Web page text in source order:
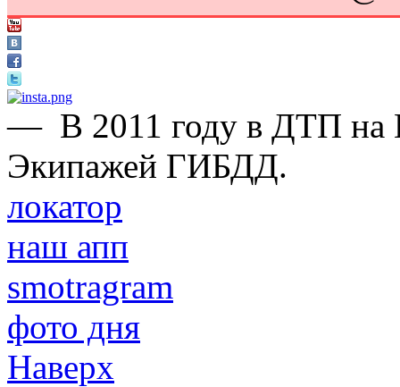
— В 2011 году в ДТП на
Экипажей ГИБДД.
локатор
наш апп
smotragram
фото дня
Наверх